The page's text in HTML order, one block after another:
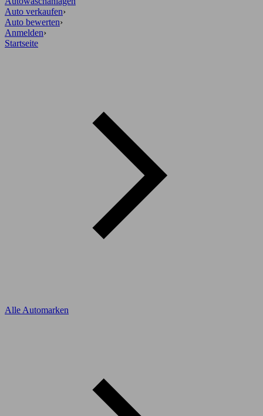
Auto verkaufen›
Auto bewerten›
Anmelden›
Startseite
Alle Automarken